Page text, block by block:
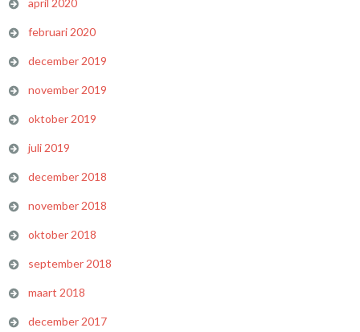
april 2020
februari 2020
december 2019
november 2019
oktober 2019
juli 2019
december 2018
november 2018
oktober 2018
september 2018
maart 2018
december 2017